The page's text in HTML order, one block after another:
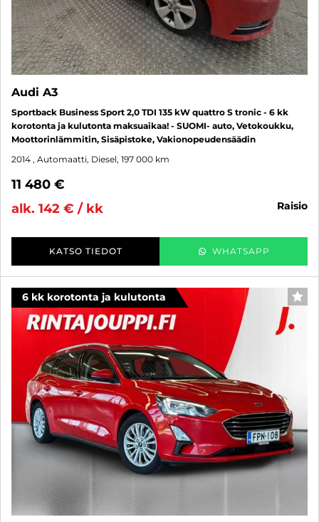
Audi A3
Sportback Business Sport 2,0 TDI 135 kW quattro S tronic - 6 kk
korotonta ja kulutonta maksuaikaa! - SUOMI- auto, Vetokoukku,
Moottorinlämmitin, Sisäpistoke, Vakionopeudensäädin
2014 , Automaatti, Diesel, 197 000 km
11 480 €
alk. 142 € / kk
raisio
KATSO TIEDOT WHATSAPP
6 kk korotonta ja kulutonta